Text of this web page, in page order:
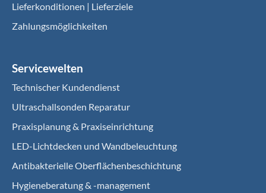
Lieferkonditionen | Lieferziele
Zahlungsmöglichkeiten
Servicewelten
Technischer Kundendienst
Ultraschallsonden Reparatur
Praxisplanung & Praxiseinrichtung
LED-Lichtdecken und Wandbeleuchtung
Antibakterielle Oberflächenbeschichtung
Hygieneberatung & -management